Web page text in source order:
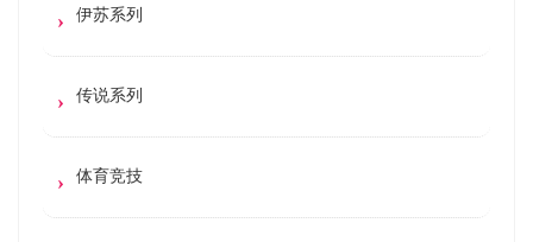
伊苏系列
传说系列
体育竞技